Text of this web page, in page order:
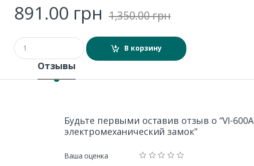
891.00 грн 1,350.00грн
Q
u
a
t
В корзину
Отзывы
Будьте первыми оставив отзыв о “VI-600A
электромеханический замок”
Ваша оценка